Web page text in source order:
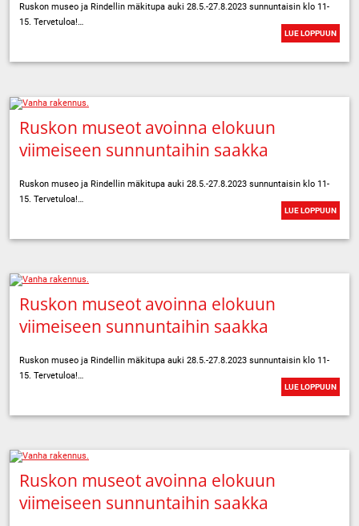
Ruskon museo ja Rindellin mäkitupa auki 28.5.-27.8.2023 sunnuntaisin klo 11-
15. Tervetuloa!…
LUE LOPPUUN
Ruskon museot avoinna elokuun
viimeiseen sunnuntaihin saakka
Ruskon museo ja Rindellin mäkitupa auki 28.5.-27.8.2023 sunnuntaisin klo 11-
15. Tervetuloa!…
LUE LOPPUUN
Ruskon museot avoinna elokuun
viimeiseen sunnuntaihin saakka
Ruskon museo ja Rindellin mäkitupa auki 28.5.-27.8.2023 sunnuntaisin klo 11-
15. Tervetuloa!…
LUE LOPPUUN
Ruskon museot avoinna elokuun
viimeiseen sunnuntaihin saakka